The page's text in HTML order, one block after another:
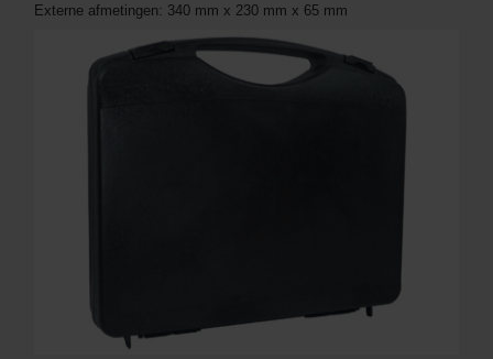
Externe afmetingen: 340 mm x 230 mm x 65 mm